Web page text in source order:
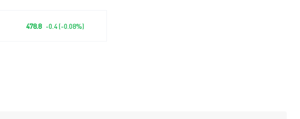
478.8 -0.4 (-0.08%)